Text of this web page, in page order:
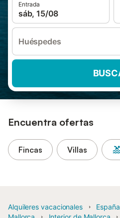
Entrada
sáb, 15/08
Huéspedes
Encuentra ofertas
Fincas Villas
Alquileres vacacionales España